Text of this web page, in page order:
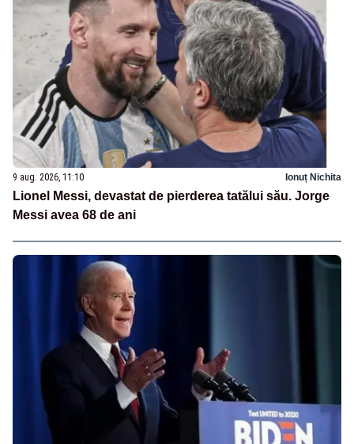
9 aug. 2026, 11:10 Ionuț Nichita
Lionel Messi, devastat de pierderea tatălui său. Jorge
Messi avea 68 de ani